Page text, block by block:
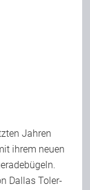
Jahren
ihrem neuen
Dallas Toler-